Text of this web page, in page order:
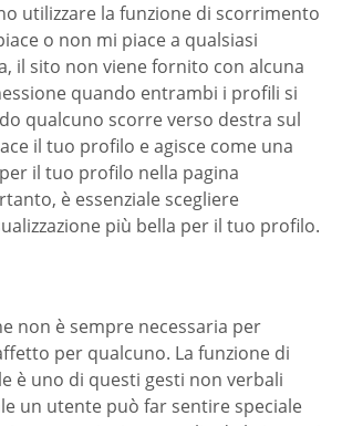
utilizzare la funzione di scorrimento
o non mi piace a qualsiasi
il sito non viene fornito con alcuna
quando entrambi i profili si
qualcuno scorre verso destra sul
il tuo profilo e agisce come una
il tuo profilo nella pagina
è essenziale scegliere
più bella per il tuo profilo.
non è sempre necessaria per
per qualcuno. La funzione di
è uno di questi gesti non verbali
un utente può far sentire speciale